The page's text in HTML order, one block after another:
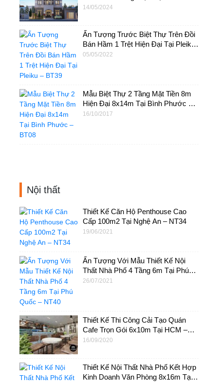
BT55
14/05/2024
Ấn Tượng Trước Biệt Thự Trên Đồi
Bán Hầm 1 Trệt Hiện Đại Tại Pleiku
– BT39
05/05/2022
Mẫu Biệt Thự 2 Tầng Mặt Tiền 8m
Hiện Đại 8x14m Tại Bình Phước –
BT08
16/10/2017
Nội thất
Thiết Kế Căn Hộ Penthouse Cao
Cấp 100m2 Tại Nghệ An – NT34
19/06/2021
Ấn Tượng Với Mẫu Thiết Kế Nội
Thất Nhà Phố 4 Tầng 6m Tại Phú
Quốc – NT40
26/07/2021
Thiết Kế Thi Công Cải Tạo Quán
Cafe Trọn Gói 6x10m Tại HCM –
NTC03
16/09/2020
Thiết Kế Nội Thất Nhà Phố Kết Hợp
Kinh Doanh Văn Phòng 8x16m Tại